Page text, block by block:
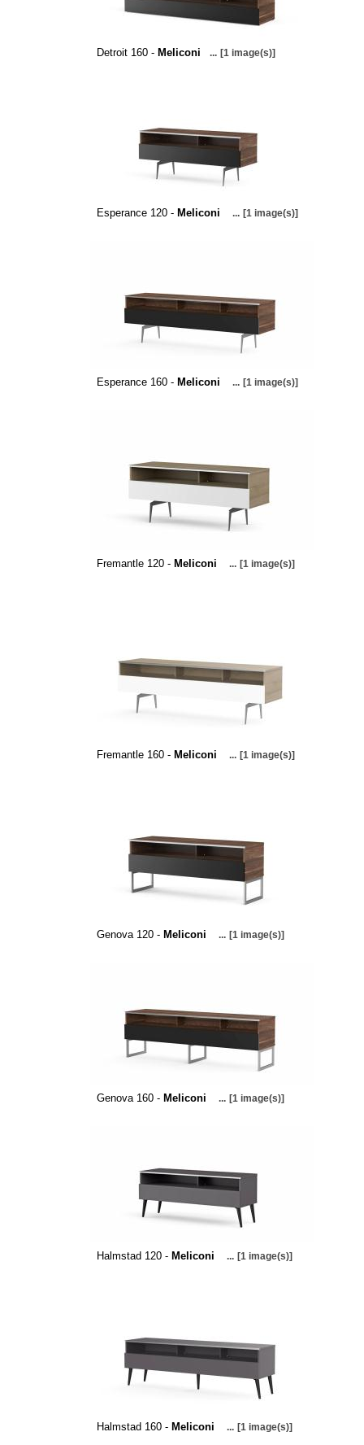
Detroit 160 - Meliconi ... [1 image(s)]
Esperance 120 - Meliconi ... [1 image(s)]
Esperance 160 - Meliconi ... [1 image(s)]
Fremantle 120 - Meliconi ... [1 image(s)]
Fremantle 160 - Meliconi ... [1 image(s)]
Genova 120 - Meliconi ... [1 image(s)]
Genova 160 - Meliconi ... [1 image(s)]
Halmstad 120 - Meliconi ... [1 image(s)]
Halmstad 160 - Meliconi ... [1 image(s)]